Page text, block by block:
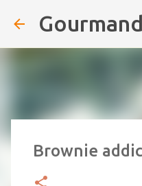
Brownie